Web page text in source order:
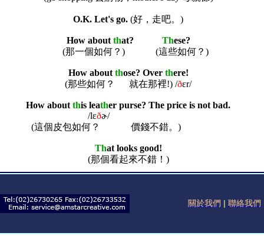
O.K. Let's go. (好，走吧。)
How about that? These?
(那一個如何？)
(這些如何？)
How about those? Over there!
(那些如何？
就在那裡!) /ðɛr/
How about this leather purse? The price is not bad.
/lɛðɚ/
(這個皮包如何？
價錢不錯。)
That looks good!
(那個看起來不錯！)
關於我們 | 聯絡我們